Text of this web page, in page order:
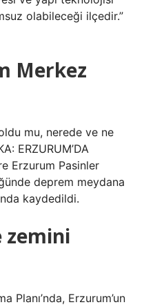
olabileceği ilçedir.”
Merkez
mu, nerede ve ne
ERZURUM’DA
Erzurum Pasinler
deprem meydana
kaydedildi.
zemini
Planı’nda, Erzurum’un